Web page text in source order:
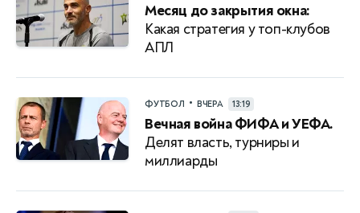
Месяц до закрытия окна:
Какая стратегия у топ-клубов
АПЛ
ФУТБОЛ • ВЧЕРА 13:19
Вечная война ФИФА и УЕФА.
Делят власть, турниры и
миллиарды